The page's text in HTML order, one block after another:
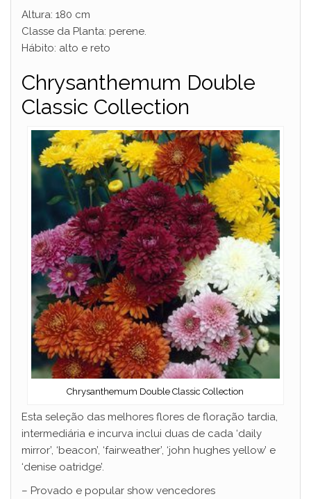
Altura: 180 cm
Classe da Planta: perene.
Hábito: alto e reto
Chrysanthemum Double
Classic Collection
Chrysanthemum Double Classic Collection
Esta seleção das melhores flores de floração tardia,
intermediária e incurva inclui duas de cada ‘daily
mirror’, ‘beacon’, ‘fairweather’, ‘john hughes yellow’ e
‘denise oatridge’.
– Provado e popular show vencedores